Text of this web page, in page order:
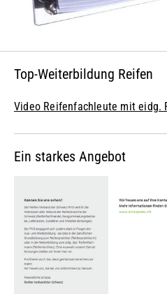
Top-Weiterbildung Reifen
Video Reifenfachleute mit eidg.
Ein starkes Angebot